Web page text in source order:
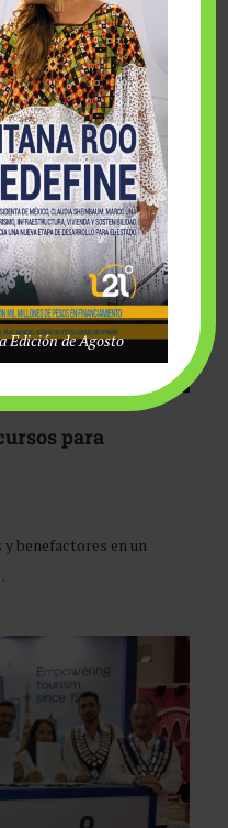
México unieron
de una …
para
benefactores en un
Edición de Agosto